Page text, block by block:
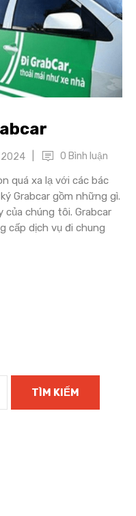
2024 0 Bình luận
quá xa lạ với các bác
Grabcar gồm những gì.
của chúng tôi. Grabcar
cấp dịch vụ đi chung